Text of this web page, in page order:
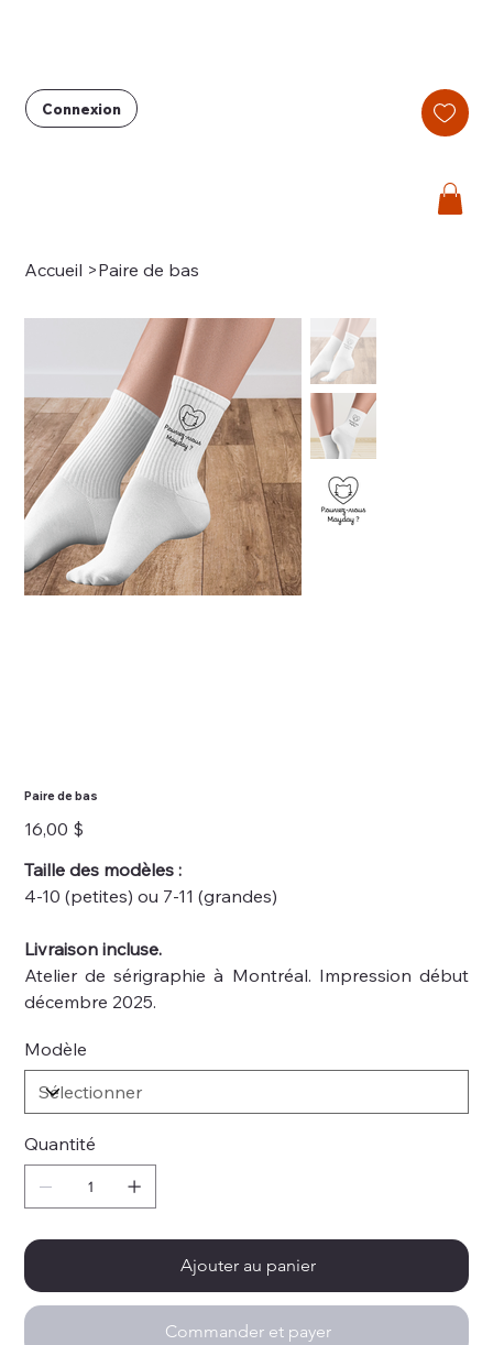
Connexion
Accueil >Paire de bas
Paire de bas
Prix
16,00 $
Taille des modèles :
4-10 (petites) ou 7-11 (grandes)
Livraison incluse.
Atelier de sérigraphie à Montréal. Impression début
décembre 2025.
Modèle
Quantité
Ajouter au panier
Commander et payer